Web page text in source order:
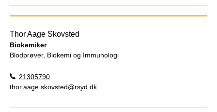
Thor Aage Skovsted
Biokemiker
Blodprøver, Biokemi og Immunologi
21305790
thor.aage.skovsted@rsyd.dk